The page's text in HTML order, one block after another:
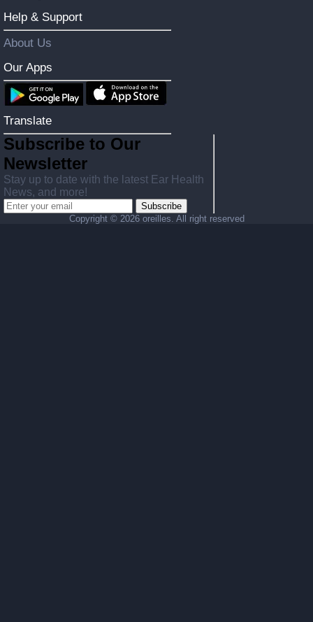
Help & Support
About Us
Our Apps
Translate
Subscribe to Our
Newsletter
Stay up to date with the latest Ear Health
News, and more!
Subscribe
Copyright © 2026 oreilles. All right reserved